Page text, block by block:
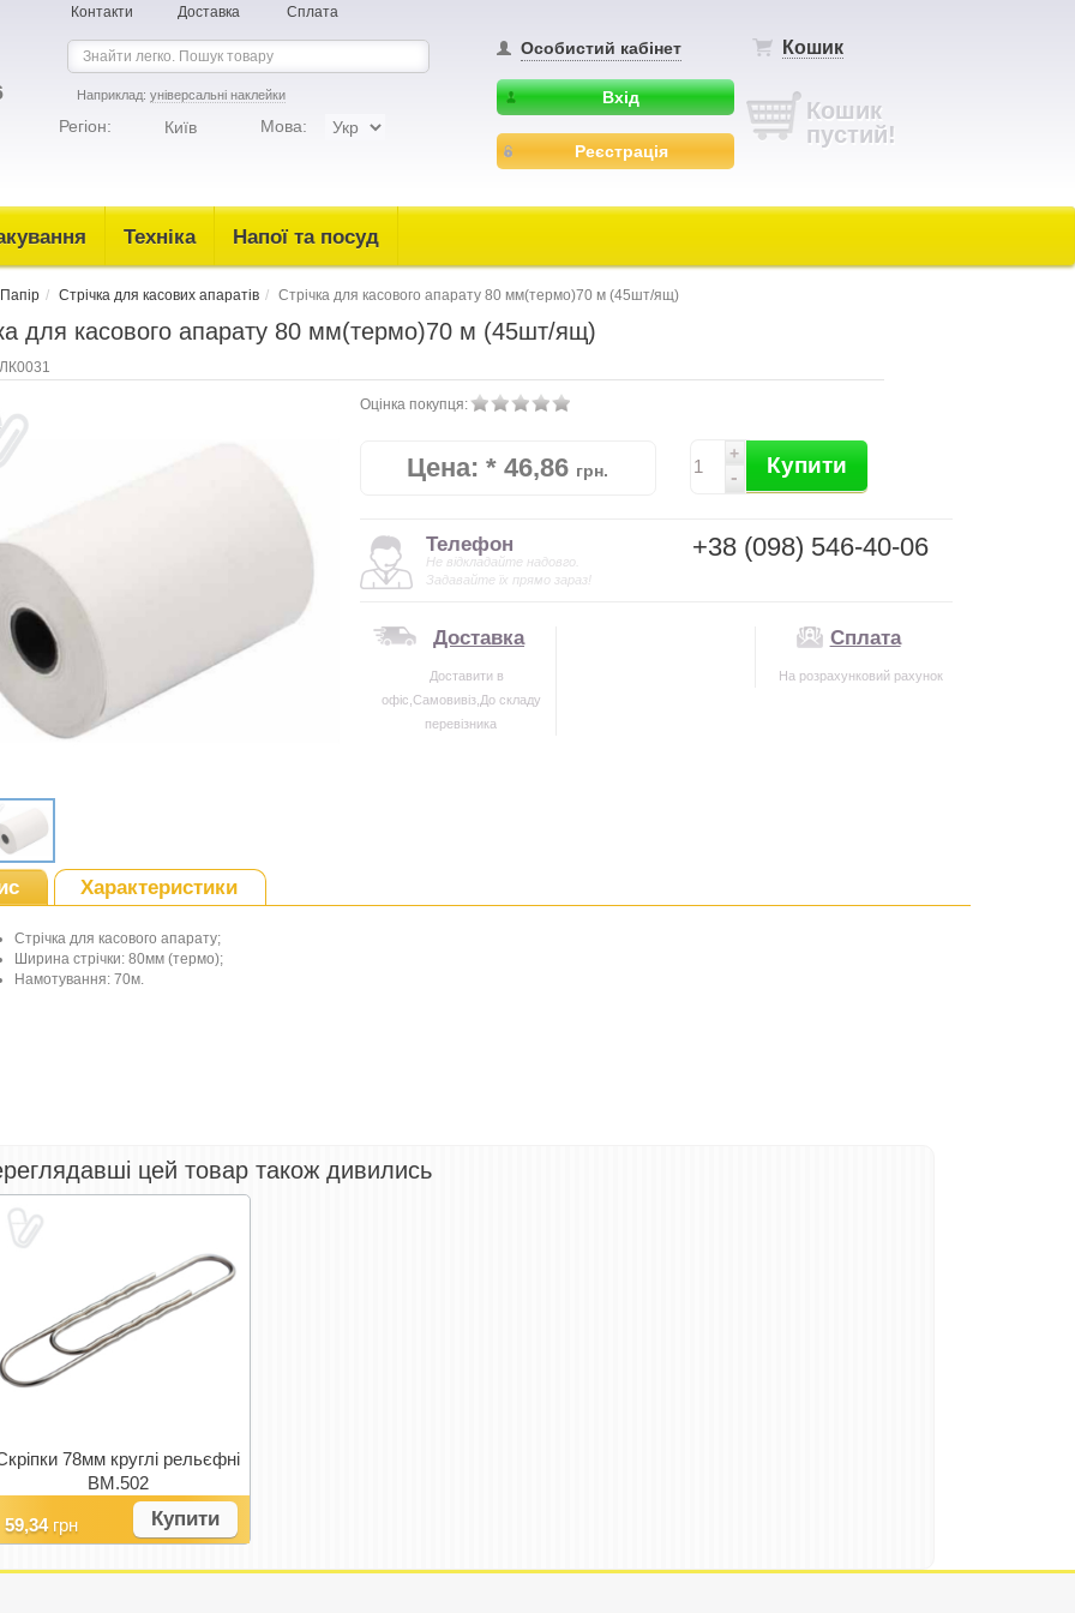
Контакти Доставка Сплата
Наприклад: універсальні наклейки
Регіон: Київ Мова:
Особистий кабінет
Вхід
Реєстрація
Кошик
Кошик
пустий!
Техніка Напої та посуд
Папір Стрiчка для касових апаратiв Стрічка для касового апарату 80 мм(термо)70 м (45шт/ящ)
для касового апарату 80 мм(термо)70 м (45шт/ящ)
Оцінка покупця:
Цена:* 46,86 грн.
+
- Купити
Телефон
Не відкладайте надовго.
Задавайте їх прямо зараз!
+38 (098) 546-40-06
Доставка
Доставити в
офіс,Самовивіз,До складу
перевізника
Сплата
На розрахунковий рахунок
Характеристики
Стрічка для касового апарату;
Ширина стрічки: 80мм (термо);
Намотування: 70м.
цей товар також дивились
78мм круглі рельєфні
BM.502
59,34 грн Купити